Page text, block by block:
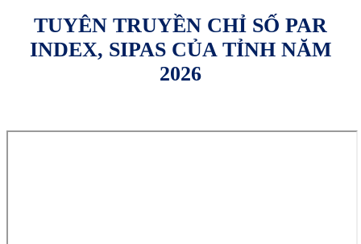
TUYÊN TRUYỀN CHỈ SỐ PAR
INDEX, SIPAS CỦA TỈNH NĂM
2026